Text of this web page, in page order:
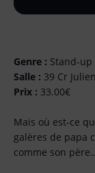
Genre : Stand-up
Salle : 39 Cr
Prix : 33.00€
Mais où est-ce
galères de papa
comme son